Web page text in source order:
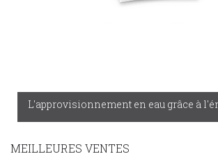
L'approvisionnement en eau grâce à
MEILLEURES VENTES